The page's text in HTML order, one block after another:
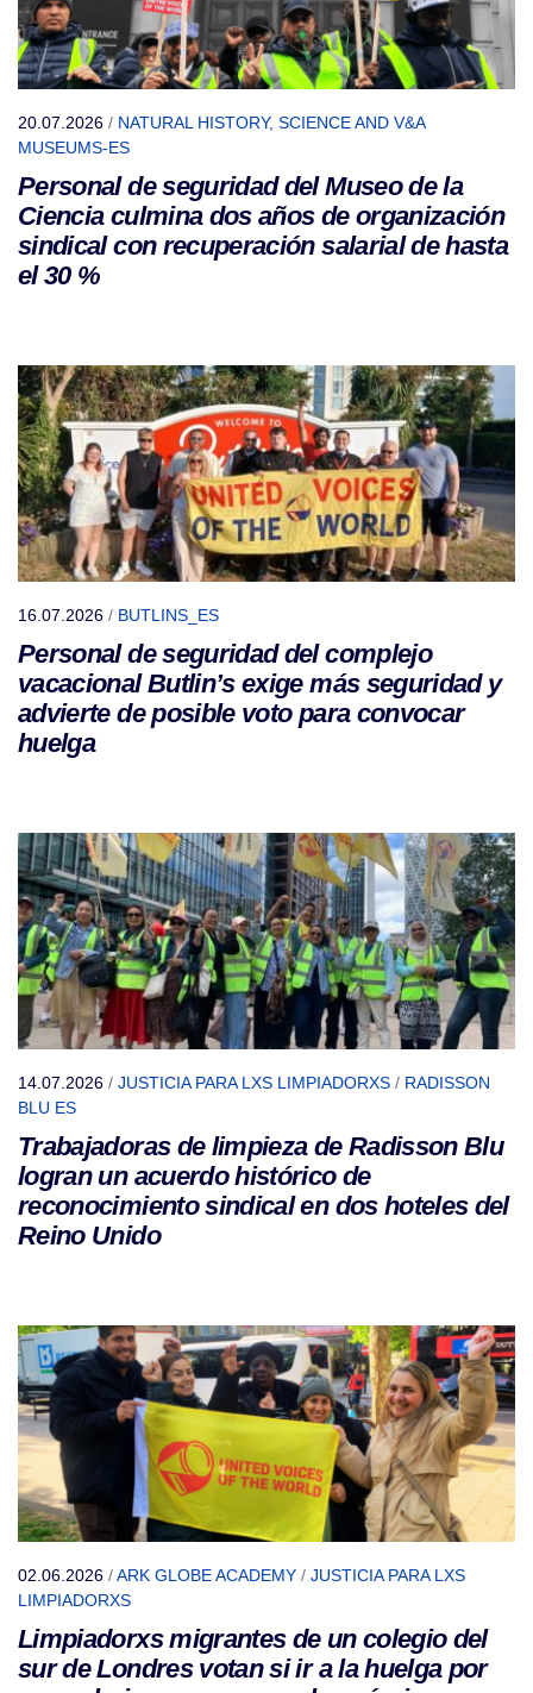
20.07.2026 / NATURAL HISTORY, SCIENCE AND V&A
MUSEUMS-ES
Personal de seguridad del Museo de la
Ciencia culmina dos años de organización
sindical con recuperación salarial de hasta
el 30 %
16.07.2026 / BUTLINS_ES
Personal de seguridad del complejo
vacacional Butlin’s exige más seguridad y
advierte de posible voto para convocar
huelga
14.07.2026 / JUSTICIA PARA LXS LIMPIADORXS / RADISSON
BLU ES
Trabajadoras de limpieza de Radisson Blu
logran un acuerdo histórico de
reconocimiento sindical en dos hoteles del
Reino Unido
02.06.2026 /ARK GLOBE ACADEMY / JUSTICIA PARA LXS
LIMPIADORXS
Limpiadorxs migrantes de un colegio del
sur de Londres votan si ir a la huelga por